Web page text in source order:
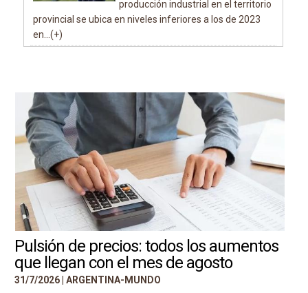
producción industrial en el territorio
provincial se ubica en niveles inferiores a los de 2023
en...(+)
Pulsión de precios: todos los aumentos
que llegan con el mes de agosto
31/7/2026 | ARGENTINA-MUNDO